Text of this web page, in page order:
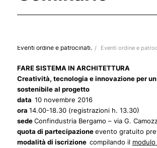
Eventi ordine e patrocinati. / Eventi ordine e
FARE SISTEMA IN ARCHITETTURA
Creatività, tecnologia e innovazione per
sostenibile al progetto
data 10 novembre 2016
ora 14.00-18.30 (registrazioni h. 13.30)
sede Confindustria Bergamo – via G.
quota di partecipazioneevento gratuito
modalità di iscrizione compilando il